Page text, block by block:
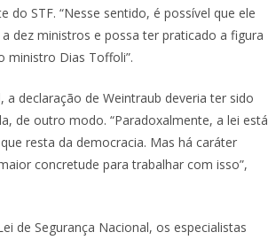
STF. “Nesse sentido, é possível que ele
dez ministros e possa ter praticado a figura
ministro Dias Toffoli”.
declaração de Weintraub deveria ter sido
de outro modo. “Paradoxalmente, a lei está
resta da democracia. Mas há caráter
concretude para trabalhar com isso”,
de Segurança Nacional, os especialistas